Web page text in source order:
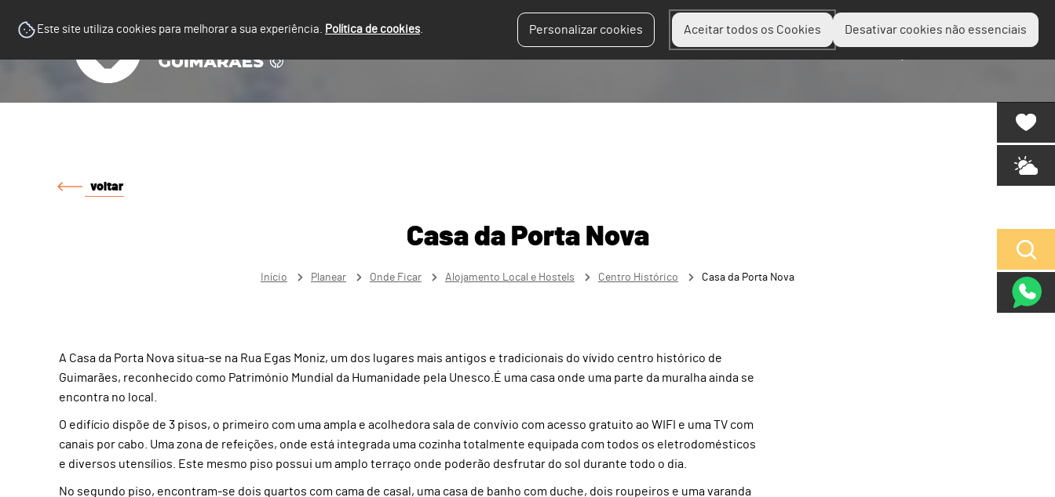
Este site utiliza cookies para melhorar a sua experiência. Política de cookies. Personalizar cookies Aceitar todos os Cookies Desativar cookies não essenciais
Planear Descobrir
voltar
Casa da Porta Nova
Início Planear Onde Ficar Alojamento Local e Hostels Centro Histórico Casa da Porta Nova
A Casa da Porta Nova situa-se na Rua Egas Moniz, um dos lugares mais antigos e tradicionais do vívido centro histórico de
Guimarães, reconhecido como Património Mundial da Humanidade pela Unesco.É uma casa onde uma parte da muralha ainda se
encontra no local.
O edifício dispõe de 3 pisos, o primeiro com uma ampla e acolhedora sala de convívio com acesso gratuito ao WIFI e uma TV com
canais por cabo. Uma zona de refeições, onde está integrada uma cozinha totalmente equipada com todos os eletrodomésticos
e diversos utensílios. Este mesmo piso possui um amplo terraço onde poderão desfrutar do sol durante todo o dia.
No segundo piso, encontram-se dois quartos com cama de casal, uma casa de banho com duche, dois roupeiros e uma varanda